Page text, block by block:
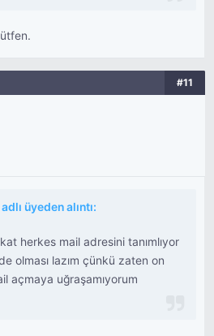
#11
üyeden alıntı:
herkes mail adresini tanımlıyor
olması lazım çünkü zaten on
açmaya uğraşamıyorum